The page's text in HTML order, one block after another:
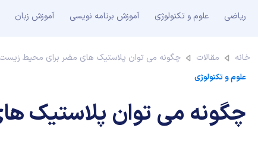
ریاضی علوم و تکنولوژی آموزش برنامه نویسی آموزش زبان
خانه مقالات چگونه می توان پلاستیک های مضر برای محیط
علوم و تکنولوژی
چگونه می توان پلاستیک